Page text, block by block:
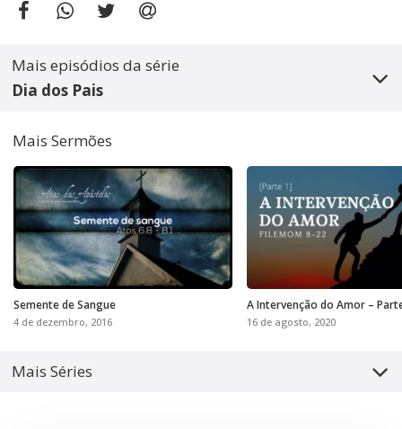
Mais episódios da série
Dia dos Pais
Mais Sermões
Semente de Sangue
4 de dezembro, 2016
A Intervenção do Amor –
16 de agosto, 2020
Mais Séries